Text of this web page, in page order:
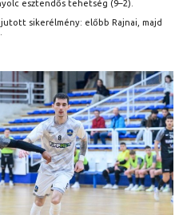
esztendős tehetség (9–2).
sikerélmény: előbb Rajnai, majd